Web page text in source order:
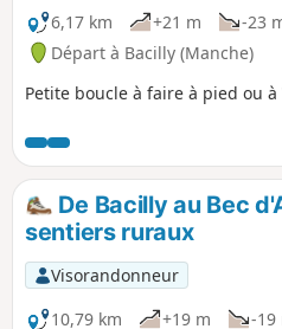
6,17 km
+21 m -23
Départ à Bacilly (Manche)
Petite boucle à faire à pied ou à
De Bacilly au Bec
sentiers ruraux
Visorandonneur
10,79 km
+19 m
-19